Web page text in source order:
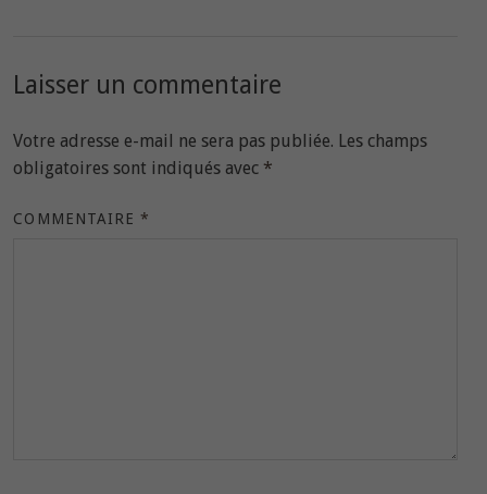
Laisser un commentaire
Votre adresse e-mail ne sera pas publiée. Les champs
obligatoires sont indiqués avec *
COMMENTAIRE*